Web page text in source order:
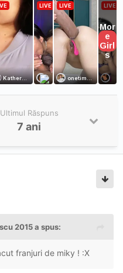
Ultimul Răspuns
7 ani
2015 a spus:
franjuri de miky ! :X